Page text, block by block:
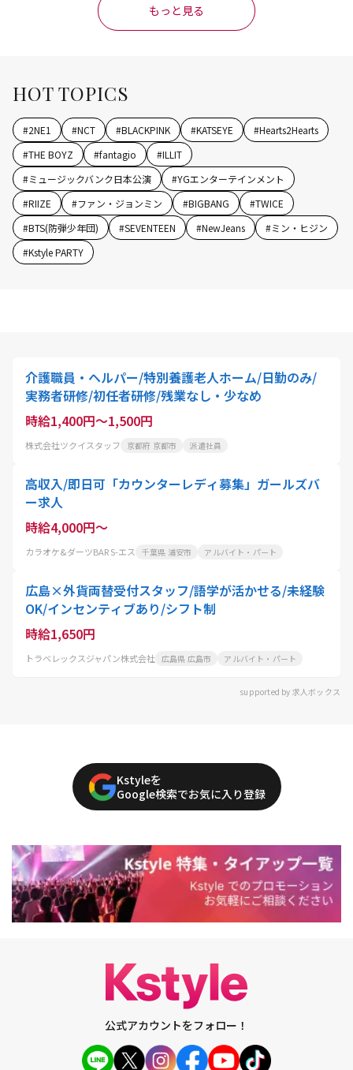
もっと見る
HOT TOPICS
#2NE1 #NCT #BLACKPINK #KATSEYE #Hearts2Hearts
#THE BOYZ #fantagio #ILLIT
#ミュージックバンク日本公演 #YGエンターテインメント
#RIIZE #ファン・ジョンミン #BIGBANG #TWICE
#BTS(防弾少年団) #SEVENTEEN #NewJeans #ミン・ヒジン
#Kstyle PARTY
介護職員・ヘルパー/特別養護老人ホーム/日勤のみ/
実務者研修/初任者研修/残業なし・少なめ
時給1,400円～1,500円
株式会社ツクイスタッフ 京都府 京都市 派遣社員
高収入/即日可「カウンターレディ募集」ガールズバ
ー求人
時給4,000円～
カラオケ&ダーツBAR S-エス 千葉県 浦安市 アルバイト・パート
広島×外貨両替受付スタッフ/語学が活かせる/未経験
OK/インセンティブあり/シフト制
時給1,650円
トラベレックスジャパン株式会社 広島県 広島市 アルバイト・パート
supported by 求人ボックス
Kstyleを
Google検索でお気に入り登録
公式アカウントをフォロー！